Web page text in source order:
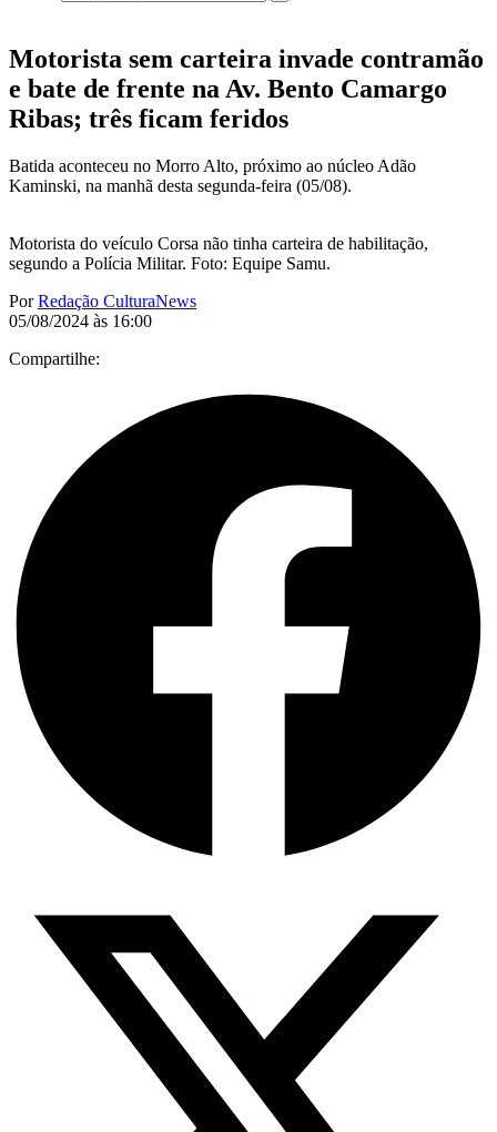
Motorista sem carteira invade contramão
e bate de frente na Av. Bento Camargo
Ribas; três ficam feridos
Batida aconteceu no Morro Alto, próximo ao núcleo Adão
Kaminski, na manhã desta segunda-feira (05/08).
Motorista do veículo Corsa não tinha carteira de habilitação,
segundo a Polícia Militar. Foto: Equipe Samu.
PorRedação CulturaNews
05/08/2024 às 16:00
Compartilhe: